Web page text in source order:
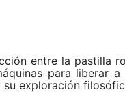
entre la pastilla
para liberar
exploración